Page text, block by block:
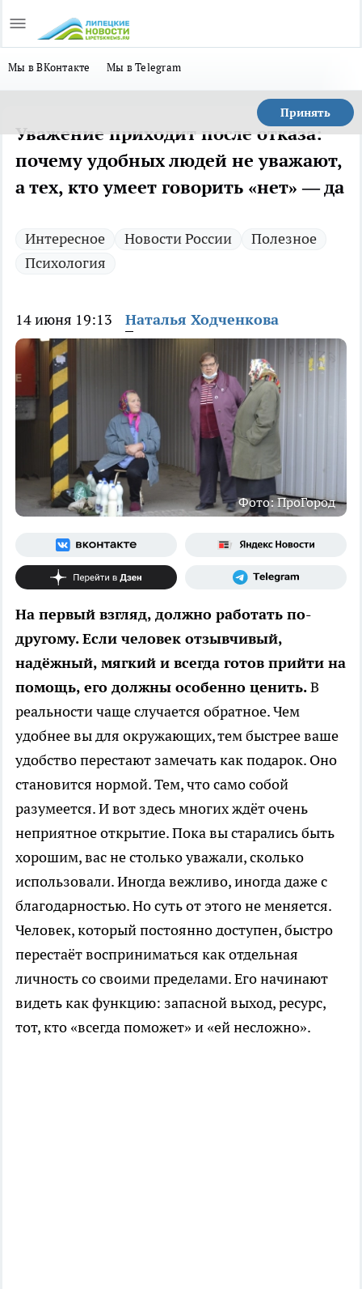
Мы в ВКонтакте Мы в Telegram
Принять
Уважение приходит после отказа:
почему удобных людей не уважают,
а тех, кто умеет говорить «нет» — да
Интересное Новости России
Полезное
Психология
14 июня 19:13 Наталья Ходченкова
Фото: ПроГород
На первый взгляд, должно работать по-
другому. Если человек отзывчивый,
надёжный, мягкий и всегда готов прийти на
помощь, его должны особенно ценить.В
реальности чаще случается обратное. Чем
удобнее вы для окружающих, тем быстрее ваше
удобство перестают замечать как подарок. Оно
становится нормой. Тем, что само собой
разумеется. И вот здесь многих ждёт очень
неприятное открытие. Пока вы старались быть
хорошим, вас не столько уважали, сколько
использовали. Иногда вежливо, иногда даже с
благодарностью. Но суть от этого не меняется.
Человек, который постоянно доступен, быстро
перестаёт восприниматься как отдельная
личность со своими пределами. Его начинают
видеть как функцию: запасной выход, ресурс,
тот, кто «всегда поможет» и «ей несложно».